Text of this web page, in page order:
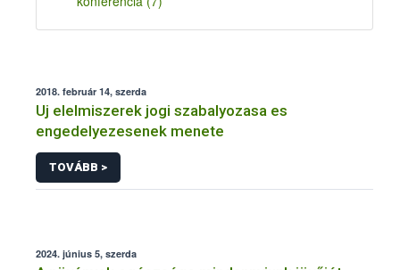
2018. február 14, szerda
Uj elelmiszerek jogi szabalyozasa es
engedelyezesenek menete
TOVÁBB >
2024. június 5, szerda